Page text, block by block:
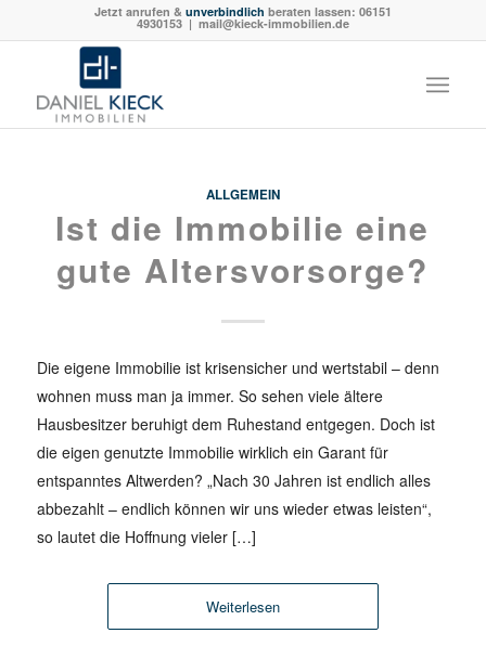
Jetzt anrufen & unverbindlich beraten lassen: 06151
4930153| mail@kieck-immobilien.de
ALLGEMEIN
Ist die Immobilie eine
gute Altersvorsorge?
Die eigene Immobilie ist krisensicher und wertstabil – denn
wohnen muss man ja immer. So sehen viele ältere
Hausbesitzer beruhigt dem Ruhestand entgegen. Doch ist
die eigen genutzte Immobilie wirklich ein Garant für
entspanntes Altwerden? „Nach 30 Jahren ist endlich alles
abbezahlt – endlich können wir uns wieder etwas leisten“,
so lautet die Hoffnung vieler […]
Weiterlesen